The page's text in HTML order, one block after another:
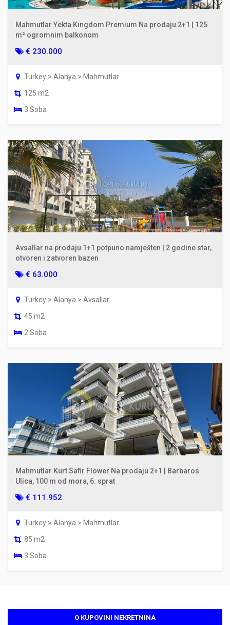
Mahmutlar Yekta Kingdom Premium Na prodaju 2+1 | 125
m² ogromnim balkonom
€ 230.000
Turkey > Alanya > Mahmutlar
125 m2
3 Soba
Avsallar na prodaju 1+1 potpuno namješten | 2 godine star,
otvoren i zatvoren bazen
€ 63.000
Turkey > Alanya > Avsallar
45 m2
2 Soba
Mahmutlar Kurt Safir Flower Na prodaju 2+1 | Barbaros
Ulica, 100 m od mora, 6. sprat
€ 111.952
Turkey > Alanya > Mahmutlar
85 m2
3 Soba
O KUPOVINI NEKRETNINA